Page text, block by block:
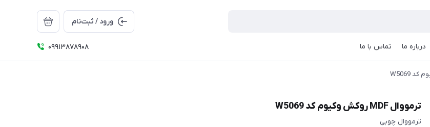
ورود / ثبت‌نام
درباره ما تماس با ما 09913878908
ترمووال MDF روکش وکیوم کد W5069
ترمووال چوبی